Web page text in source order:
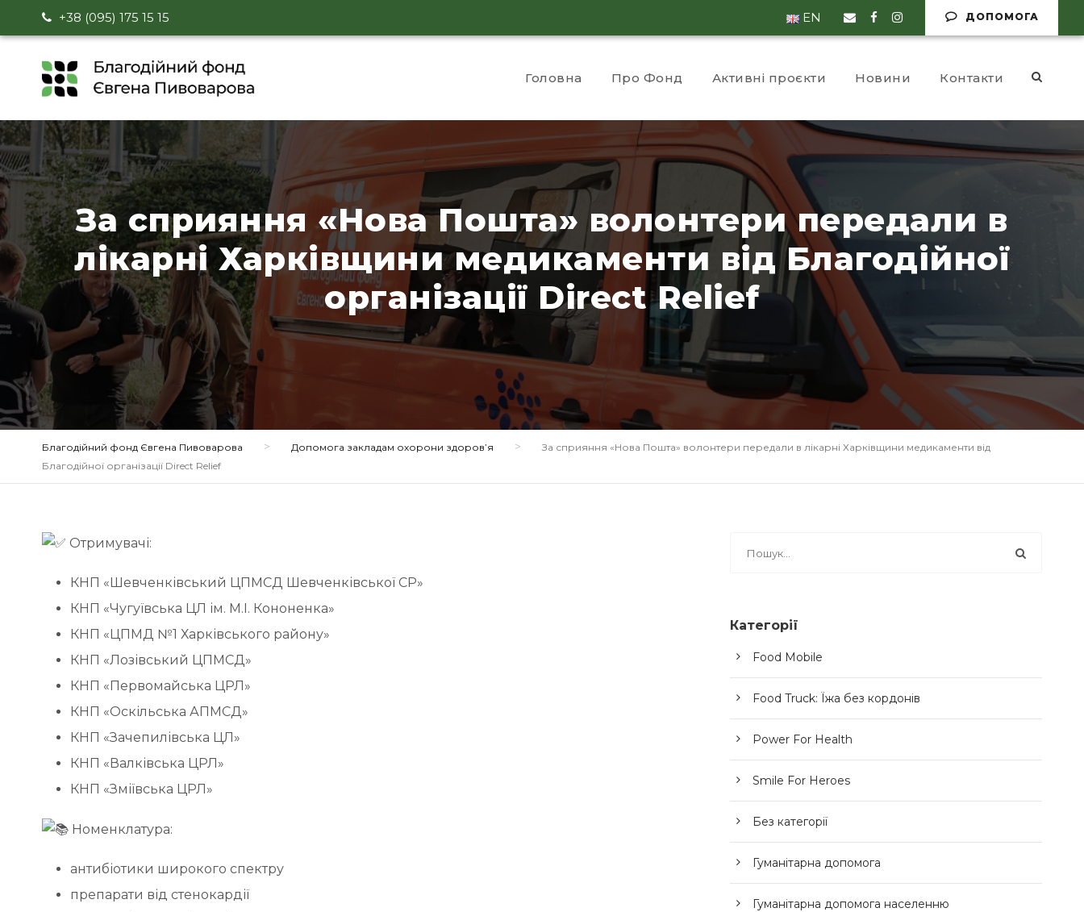
+38 (095) 175 15 15 ДОПОМОГА
EN
Головна Про Фонд Активні проєкти Новини Контакти
За сприяння «Нова Пошта» волонтери передали в
лікарні Харківщини медикаменти від Благодійної
організації Direct Relief
Благодійний фонд Євгена Пивоварова > Допомога закладам охорони здоров’я >
За сприяння «Нова Пошта» волонтери передали в лікарні Харківщини медикаменти від
Благодійної організації Direct Relief
Отримувачі:
КНП «Шевченківський ЦПМСД Шевченківської СР»
КНП «Чугуївська ЦЛ ім. М.І. Кононенка»
КНП «ЦПМД №1 Харківського району»
КНП «Лозівський ЦПМСД»
КНП «Первомайська ЦРЛ»
КНП «Оскільська АПМСД»
КНП «Зачепилівська ЦЛ»
КНП «Валківська ЦРЛ»
КНП «Зміївська ЦРЛ»
Номенклатура:
антибіотики широкого спектру
препарати від стенокардії
Категорії
Food Mobile
Food Truck: Їжа без кордонів
Power For Health
Smile For Heroes
Без категорії
Гуманітарна допомога
Гуманітарна допомога населенню